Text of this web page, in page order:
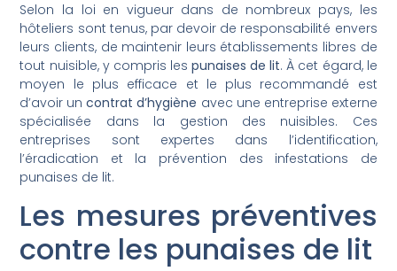
Selon la loi en vigueur dans de nombreux pays, les
hôteliers sont tenus, par devoir de responsabilité envers
leurs clients, de maintenir leurs établissements libres de
tout nuisible, y compris les punaises de lit. À cet égard, le
moyen le plus efficace et le plus recommandé est
d’avoir uncontrat d’hygiène avec une entreprise externe
spécialisée dans la gestion des nuisibles. Ces
entreprises sont expertes dans l’identification,
l’éradication et la prévention des infestations de
punaises de lit.
Les mesures préventives
contre les punaises de lit